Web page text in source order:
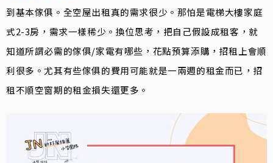
到基本傢俱。全空屋出租真的需求很少。那怕是電梯大樓家庭
式2-3房，需求一樣稀少。換位思考，把自己假設成租客，就
知道所謂必需的傢俱/家電有哪些，花點預算添購，招租上會順
利很多。尤其有些傢俱的費用可能就是一兩週的租金而已，招
租不順空窗期的租金損失還更多。